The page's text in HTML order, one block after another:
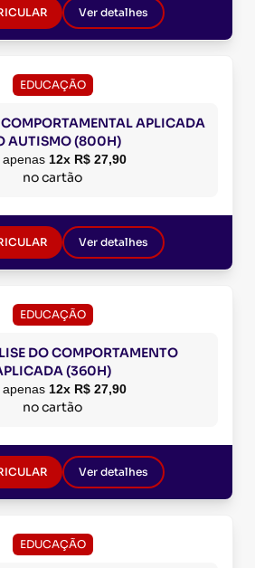
Ver detalhes
EDUCAÇÃO
APLICADA
AUTISMO (800H)
apenas 12x R$ 27,90
no cartão
Ver detalhes
EDUCAÇÃO
DO COMPORTAMENTO
(360H)
apenas 12x R$ 27,90
no cartão
Ver detalhes
EDUCAÇÃO